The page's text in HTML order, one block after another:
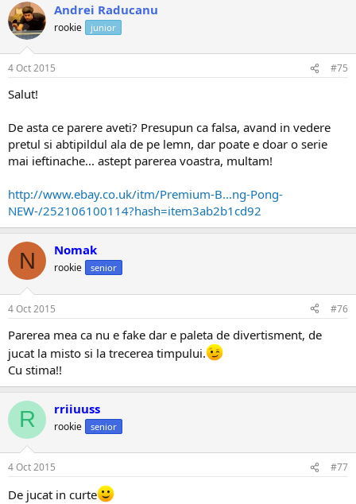
Andrei Raducanu
rookie junior
4 Oct 2015 #75
Salut!
De asta ce parere aveti? Presupun ca falsa, avand in vedere
pretul si abtipildul ala de pe lemn, dar poate e doar o serie
mai ieftinache... astept parerea voastra, multam!
http://www.ebay.co.uk/itm/Premium-B...ng-Pong-
NEW-/252106100114?hash=item3ab2b1cd92
N Nomak
rookie senior
4 Oct 2015 #76
Parerea mea ca nu e fake dar e paleta de divertisment, de
jucat la misto si la trecerea timpului.
Cu stima!!
R rriiuuss
rookie senior
4 Oct 2015 #77
De jucat in curte